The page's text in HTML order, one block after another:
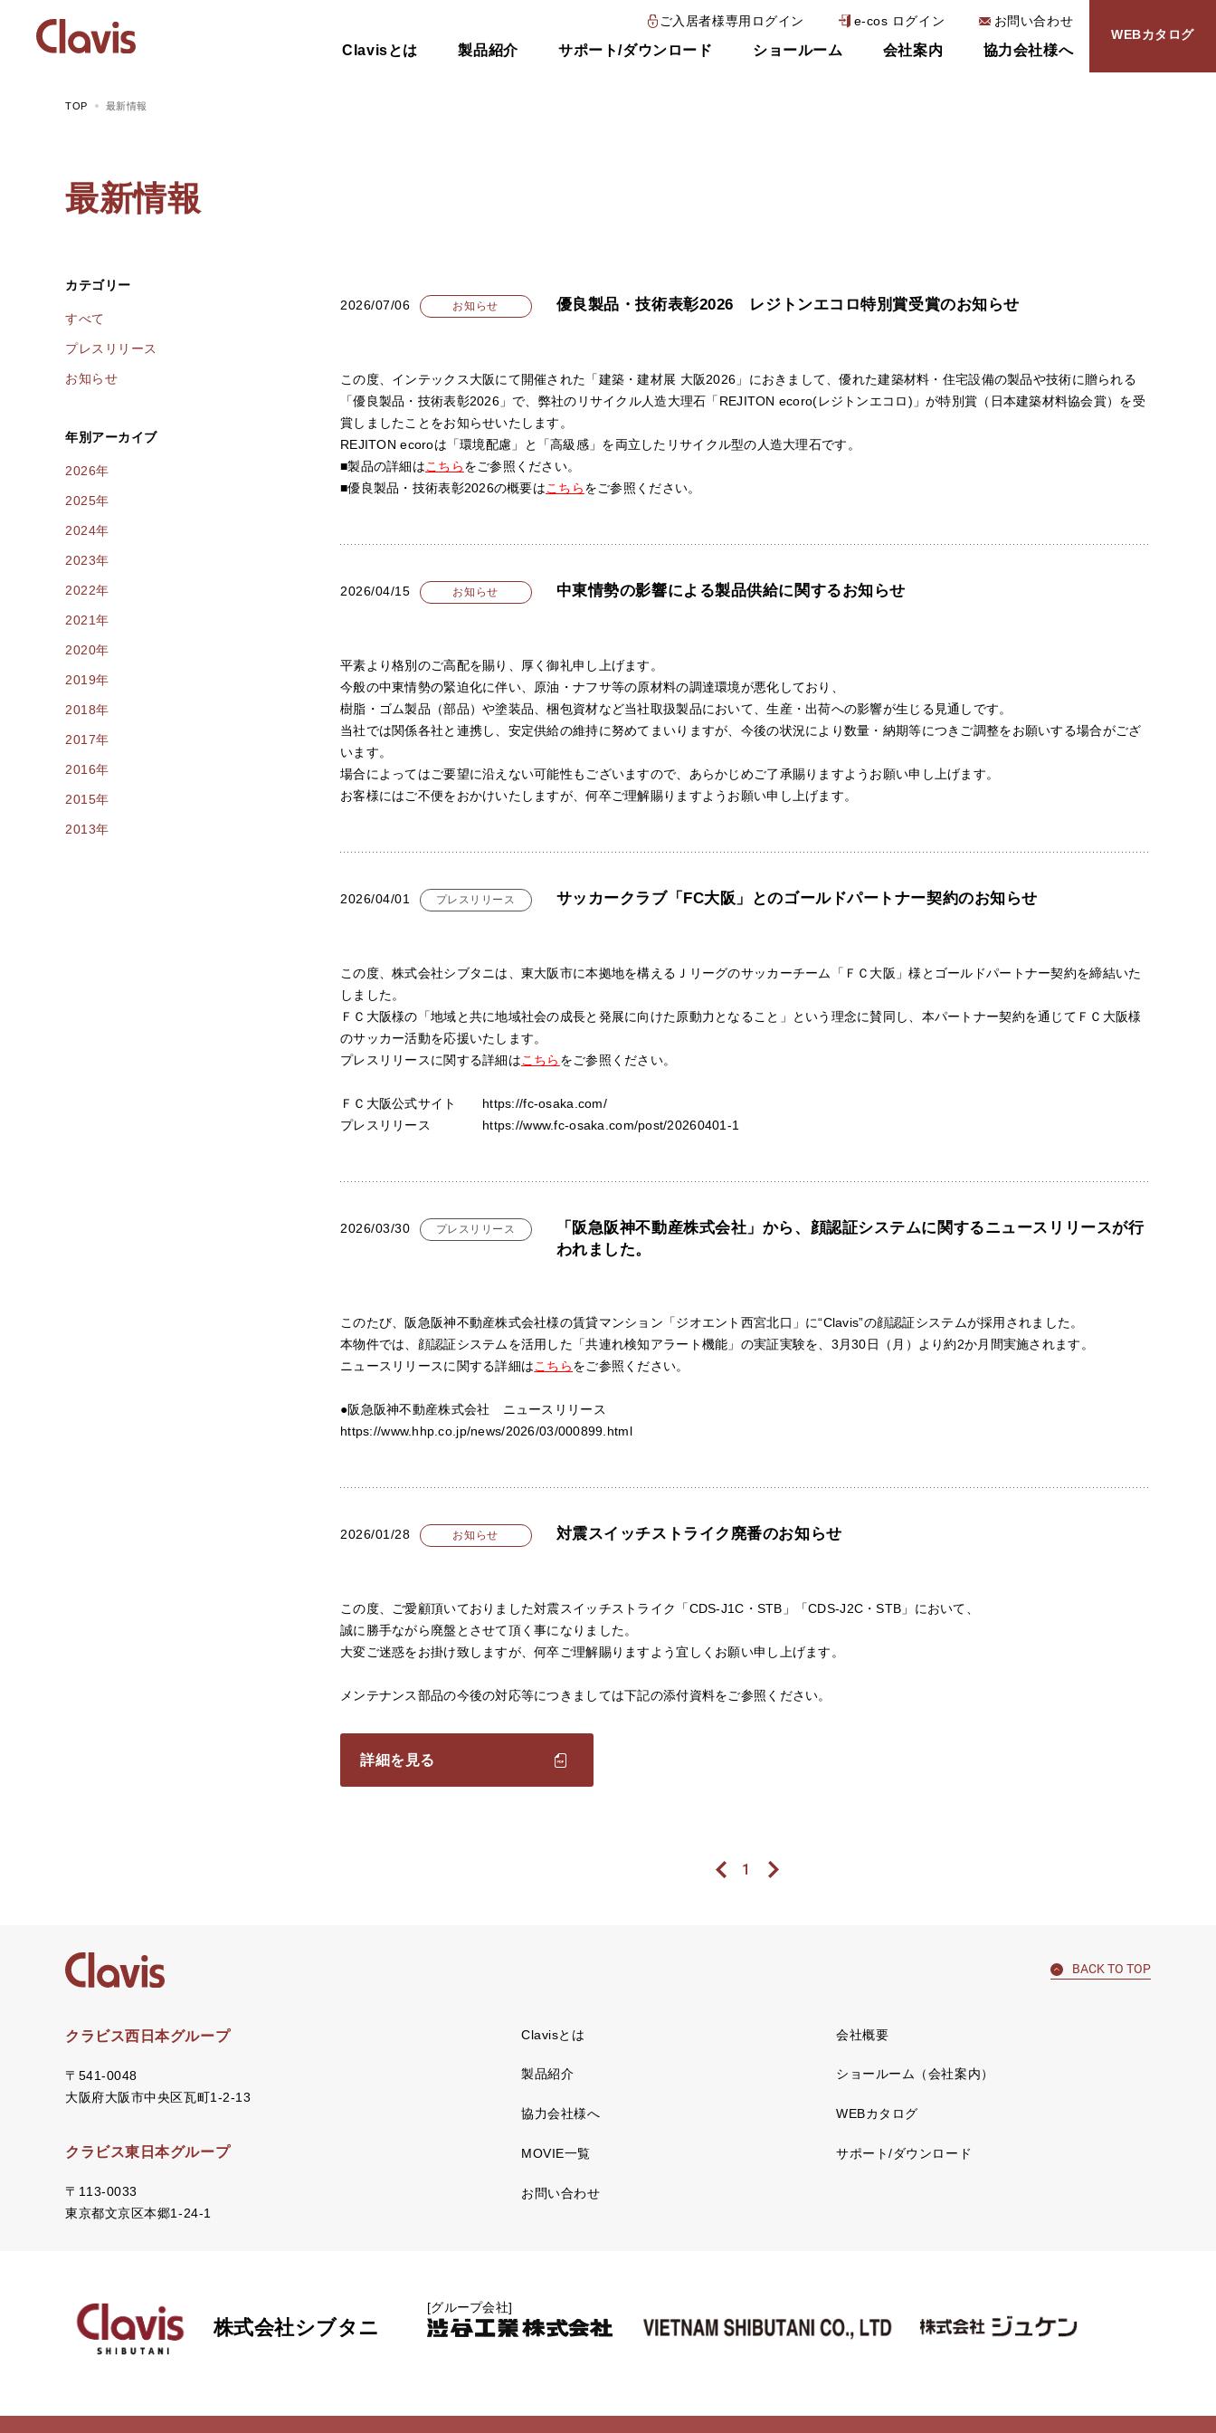
ご入居者様専用ログイン e-cos ログイン お問い合わせ
Clavisとは 製品紹介 サポート/ダウンロード ショールーム 会社案内 協力会社様へ
WEBカタログ
TOP 最新情報
最新情報
カテゴリー
すべて
プレスリリース
お知らせ
年別アーカイブ
2026年
2025年
2024年
2023年
2022年
2021年
2020年
2019年
2018年
2017年
2016年
2015年
2013年
2026/07/06 お知らせ 優良製品・技術表彰2026 レジトンエコロ特別賞受賞のお知らせ
この度、インテックス大阪にて開催された「建築・建材展 大阪2026」におきまして、優れた建築材料・住宅設備の製品や技術に贈られる
「優良製品・技術表彰2026」で、弊社のリサイクル人造大理石「REJITON ecoro(レジトンエコロ)」が特別賞（日本建築材料協会賞）を受
賞しましたことをお知らせいたします。
REJITON ecoroは「環境配慮」と「高級感」を両立したリサイクル型の人造大理石です。
■製品の詳細はこちらをご参照ください。
■優良製品・技術表彰2026の概要はこちらをご参照ください。
2026/04/15 お知らせ 中東情勢の影響による製品供給に関するお知らせ
平素より格別のご高配を賜り、厚く御礼申し上げます。
今般の中東情勢の緊迫化に伴い、原油・ナフサ等の原材料の調達環境が悪化しており、
樹脂・ゴム製品（部品）や塗装品、梱包資材など当社取扱製品において、生産・出荷への影響が生じる見通しです。
当社では関係各社と連携し、安定供給の維持に努めてまいりますが、今後の状況により数量・納期等につきご調整をお願いする場合がござ
います。
場合によってはご要望に沿えない可能性もございますので、あらかじめご了承賜りますようお願い申し上げます。
お客様にはご不便をおかけいたしますが、何卒ご理解賜りますようお願い申し上げます。
2026/04/01 プレスリリース サッカークラブ「FC大阪」とのゴールドパートナー契約のお知らせ
この度、株式会社シブタニは、東大阪市に本拠地を構えるＪリーグのサッカーチーム「ＦＣ大阪」様とゴールドパートナー契約を締結いた
しました。
ＦＣ大阪様の「地域と共に地域社会の成長と発展に向けた原動力となること」という理念に賛同し、本パートナー契約を通じてＦＣ大阪様
のサッカー活動を応援いたします。
プレスリリースに関する詳細はこちら をご参照ください。
ＦＣ大阪公式サイト https://fc-osaka.com/
プレスリリース https://www.fc-osaka.com/post/20260401-1
2026/03/30 プレスリリース
「阪急阪神不動産株式会社」から、顔認証システムに関するニュースリリースが行
われました。
このたび、阪急阪神不動産株式会社様の賃貸マンション「ジオエント西宮北口」に“Clavis”の顔認証システムが採用されました。
本物件では、顔認証システムを活用した「共連れ検知アラート機能」の実証実験を、3月30日（月）より約2か月間実施されます。
ニュースリリースに関する詳細はこちらをご参照ください。
●阪急阪神不動産株式会社 ニュースリリース
https://www.hhp.co.jp/news/2026/03/000899.html
2026/01/28 お知らせ 対震スイッチストライク廃番のお知らせ
この度、ご愛顧頂いておりました対震スイッチストライク「CDS-J1C・STB」「CDS-J2C・STB」において、
誠に勝手ながら廃盤とさせて頂く事になりました。
大変ご迷惑をお掛け致しますが、何卒ご理解賜りますよう宜しくお願い申し上げます。
メンテナンス部品の今後の対応等につきましては下記の添付資料をご参照ください。
詳細を見る
1
BACK TO TOP
クラビス西日本グループ
〒541-0048
大阪府大阪市中央区瓦町1-2-13
クラビス東日本グループ
〒113-0033
東京都文京区本郷1-24-1
Clavisとは 会社概要
製品紹介 ショールーム（会社案内）
協力会社様へ WEBカタログ
MOVIE一覧 サポート/ダウンロード
お問い合わせ
株式会社シブタニ
[グループ会社]